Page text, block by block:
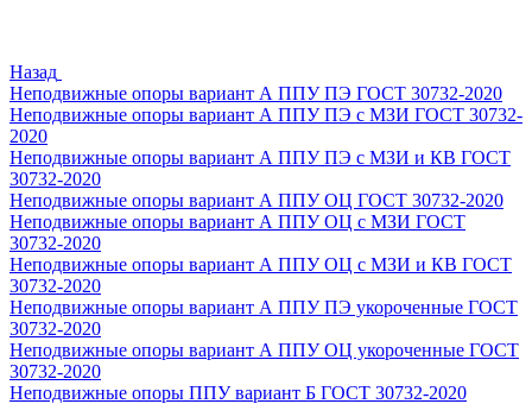
Назад
Неподвижные опоры вариант А ППУ ПЭ ГОСТ 30732-2020
Неподвижные опоры вариант А ППУ ПЭ с МЗИ ГОСТ 30732-
2020
Неподвижные опоры вариант А ППУ ПЭ с МЗИ и КВ ГОСТ
30732-2020
Неподвижные опоры вариант А ППУ ОЦ ГОСТ 30732-2020
Неподвижные опоры вариант А ППУ ОЦ с МЗИ ГОСТ
30732-2020
Неподвижные опоры вариант А ППУ ОЦ с МЗИ и КВ ГОСТ
30732-2020
Неподвижные опоры вариант А ППУ ПЭ укороченные ГОСТ
30732-2020
Неподвижные опоры вариант А ППУ ОЦ укороченные ГОСТ
30732-2020
Неподвижные опоры ППУ вариант Б ГОСТ 30732-2020